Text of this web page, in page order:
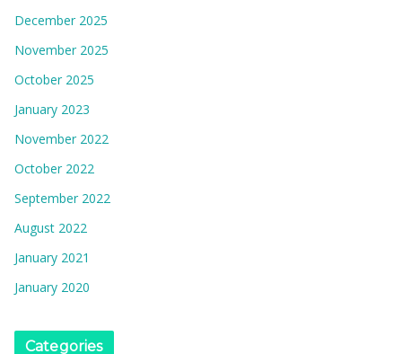
December 2025
November 2025
October 2025
January 2023
November 2022
October 2022
September 2022
August 2022
January 2021
January 2020
Categories